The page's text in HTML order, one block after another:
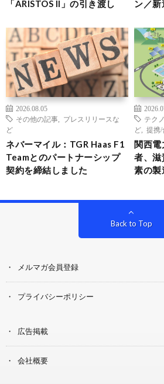
「ARISTOS II」の引き渡し
ン／
2026.08.05
その他の記事
プレスリリースな
ど
ネバーマイル：TGR Haas F1
Teamとのパートナーシップ
契約を締結しました
テク
ど
提携/
関西電
者、滋
素の製
Back to Top
メルマガ会員登録
プライバシーポリシー
広告掲載
会社概要